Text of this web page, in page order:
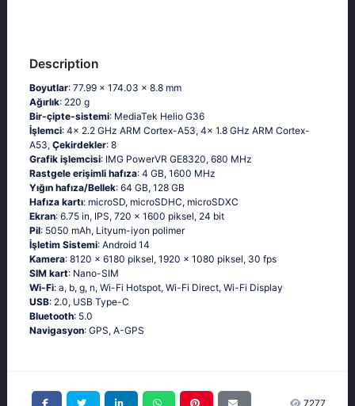
Description
Boyutlar: 77.99 x 174.03 x 8.8 mm
Ağırlık: 220 g
Bir-çipte-sistemi: MediaTek Helio G36
İşlemci: 4x 2.2 GHz ARM Cortex-A53, 4x 1.8 GHz ARM Cortex-
A53, Çekirdekler: 8
Grafik işlemcisi: IMG PowerVR GE8320, 680 MHz
Rastgele erişimli hafıza: 4 GB, 1600 MHz
Yığın hafıza/Bellek: 64 GB, 128 GB
Hafıza kartı: microSD, microSDHC, microSDXC
Ekran: 6.75 in, IPS, 720 x 1600 piksel, 24 bit
Pil: 5050 mAh, Lityum-iyon polimer
İşletim Sistemi: Android 14
Kamera: 8120 x 6180 piksel, 1920 x 1080 piksel, 30 fps
SIM kart: Nano-SIM
Wi-Fi: a, b, g, n, Wi-Fi Hotspot, Wi-Fi Direct, Wi-Fi Display
USB: 2.0, USB Type-C
Bluetooth: 5.0
Navigasyon: GPS, A-GPS
7277